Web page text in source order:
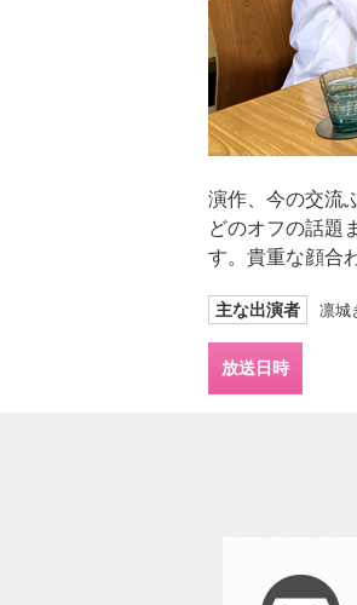
演作、今の交流
どのオフの話題
す。貴重な顔合
主な出演者 凛城
放送日時